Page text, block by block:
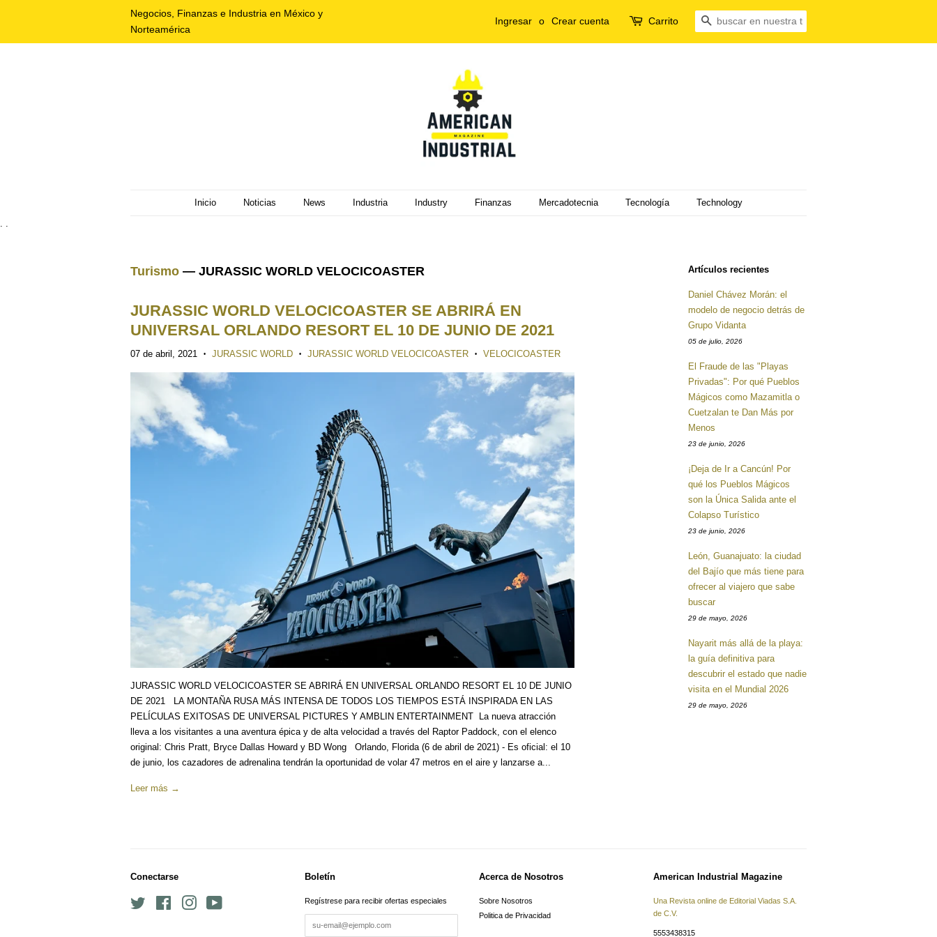
Negocios, Finanzas e Industria en México y
Norteamérica
Ingresar o Crear cuenta Carrito Buscar
Inicio Noticias News Industria Industry Finanzas Mercadotecnia Tecnología
Technology
. .
Turismo — JURASSIC WORLD VELOCICOASTER
JURASSIC WORLD VELOCICOASTER SE ABRIRÁ EN
UNIVERSAL ORLANDO RESORT EL 10 DE JUNIO DE 2021
07 de abril, 2021 • JURASSIC WORLD • JURASSIC WORLD VELOCICOASTER • VELOCICOASTER
JURASSIC WORLD VELOCICOASTER SE ABRIRÁ EN UNIVERSAL ORLANDO RESORT EL 10 DE JUNIO
DE 2021 LA MONTAÑA RUSA MÁS INTENSA DE TODOS LOS TIEMPOS ESTÁ INSPIRADA EN LAS
PELÍCULAS EXITOSAS DE UNIVERSAL PICTURES Y AMBLIN ENTERTAINMENT La nueva atracción
lleva a los visitantes a una aventura épica y de alta velocidad a través del Raptor Paddock, con el elenco
original: Chris Pratt, Bryce Dallas Howard y BD Wong Orlando, Florida (6 de abril de 2021) - Es oficial: el 10
de junio, los cazadores de adrenalina tendrán la oportunidad de volar 47 metros en el aire y lanzarse a...
Leer más →
Artículos recientes
Daniel Chávez Morán: el
modelo de negocio detrás de
Grupo Vidanta
05 de julio, 2026
El Fraude de las "Playas
Privadas": Por qué Pueblos
Mágicos como Mazamitla o
Cuetzalan te Dan Más por
Menos
23 de junio, 2026
¡Deja de Ir a Cancún! Por
qué los Pueblos Mágicos
son la Única Salida ante el
Colapso Turístico
23 de junio, 2026
León, Guanajuato: la ciudad
del Bajío que más tiene para
ofrecer al viajero que sabe
buscar
29 de mayo, 2026
Nayarit más allá de la playa:
la guía definitiva para
descubrir el estado que nadie
visita en el Mundial 2026
29 de mayo, 2026
Conectarse
Twitter FacebookInstagram
Boletín
Regístrese para recibir ofertas especiales
Acerca de Nosotros
Sobre Nosotros
Politica de Privacidad
American Industrial Magazine
Una Revista online de Editorial Viadas S.A.
de C.V.
5553438315